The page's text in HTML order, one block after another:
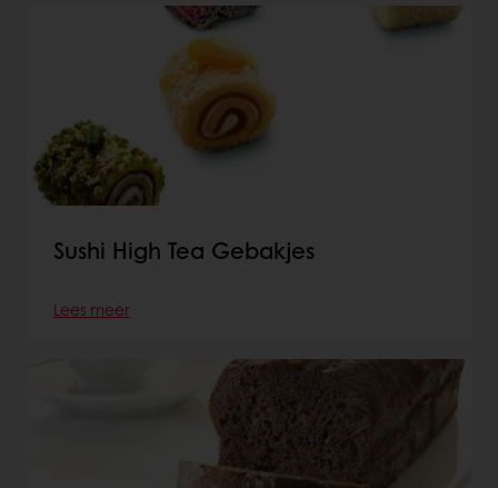
Sushi High Tea Gebakjes
Lees meer